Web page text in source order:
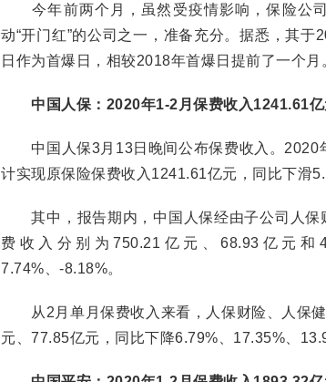
今年前两个月，虽然受疫情影响，保险公
动“开门红”的公司之一，准备充分。据悉，其
日作为首爆日，相较2018年首爆日提前了一个月
中国人保：2020年1-2月保费收入1241.61
中国人保3月13日晚间公布保费收入。2020
计实现原保险保费收入1241.61亿元，同比下滑
其中，报告期内，中国人保经由子公司人保
费收入分别为750.21亿元、68.93亿元和
7.74%、-8.18%。
从2月单月保费收入来看，人保财险、人保
元、77.85亿元，同比下降6.79%、17.35%、